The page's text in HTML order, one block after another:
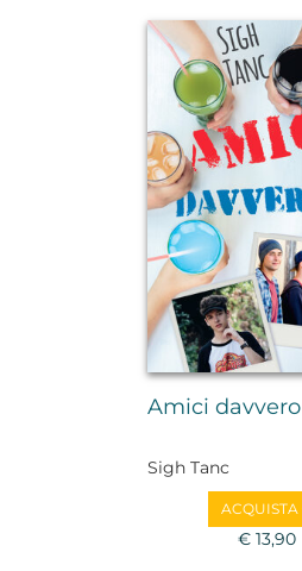
Amici davvero
Sigh Tanc
ACQUISTA
€ 13,90